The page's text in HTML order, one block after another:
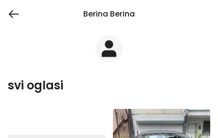
Berina Berina
svi oglasi